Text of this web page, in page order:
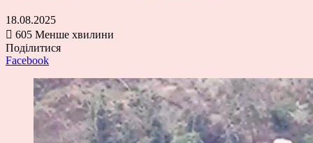
18.08.2025
605 Менше хвилини
Поділитися
Facebook